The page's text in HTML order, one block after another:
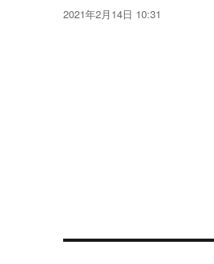
稿
投
2021年2月14日 10:31